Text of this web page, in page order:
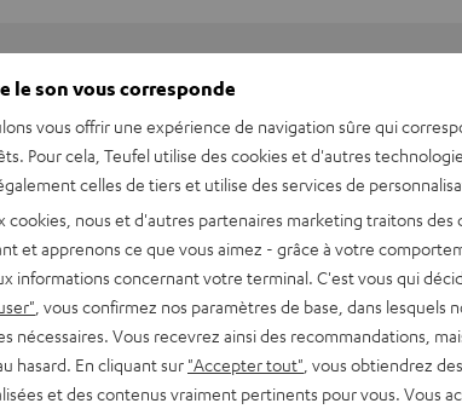
le son vous corresponde
vous offrir une expérience de navigation sûre qui
Pour cela, Teufel utilise des cookies et d'autres
celles de tiers et utilise des services de
cookies, nous et d'autres partenaires marketing traitons des
et apprenons ce que vous aimez - grâce à votre
informations concernant votre terminal. C'est vous qui
, vous confirmez nos paramètres de base, dans lesquels
nécessaires. Vous recevrez ainsi des recommandations,
hasard. En cliquant sur "Accepter tout" , vous obtiendrez
et des contenus vraiment pertinents pour vous. Vous